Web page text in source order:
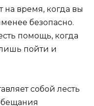
на время, когда вы
безопасно.
помощь, когда
пойти и
собой лесть